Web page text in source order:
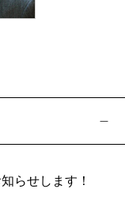
らせします！